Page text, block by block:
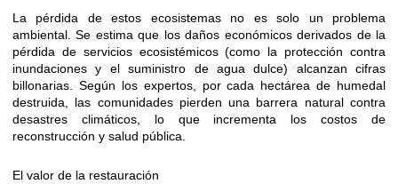
La pérdida de estos ecosistemas no es solo un problema
ambiental. Se estima que los daños económicos derivados de la
pérdida de servicios ecosistémicos (como la protección contra
inundaciones y el suministro de agua dulce) alcanzan cifras
billonarias. Según los expertos, por cada hectárea de humedal
destruida, las comunidades pierden una barrera natural contra
desastres climáticos, lo que incrementa los costos de
reconstrucción y salud pública.
El valor de la restauración